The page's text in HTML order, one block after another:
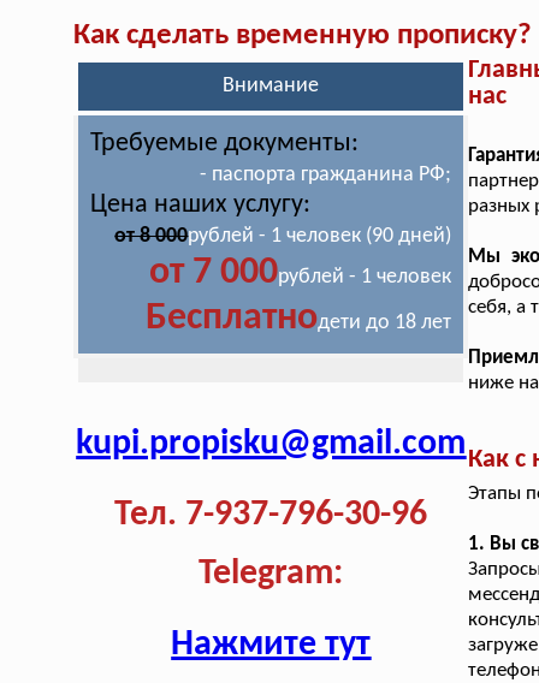
Как сделать временную прописку?
Внимание
Требуемые документы:
- паспорта гражданина РФ;
Цена наших услугу:
от 8 000рублей - 1 человек (90 дней)
от 7 000рублей - 1 человек
Бесплатнодети до 18 лет
kupi.propisku@gmail.com
Тел. 7-937-796-30-96
Telegram:
Нажмите тут
нас
разных
Мы
себя, а
ниже
Как с
Этапы
1. Вы